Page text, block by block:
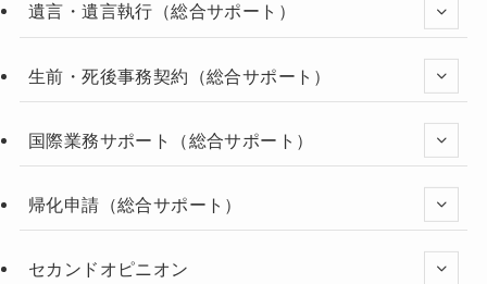
遺言・遺言執行（総合サポート）
生前・死後事務契約（総合サポート）
国際業務サポート（総合サポート）
帰化申請（総合サポート）
セカンドオピニオン